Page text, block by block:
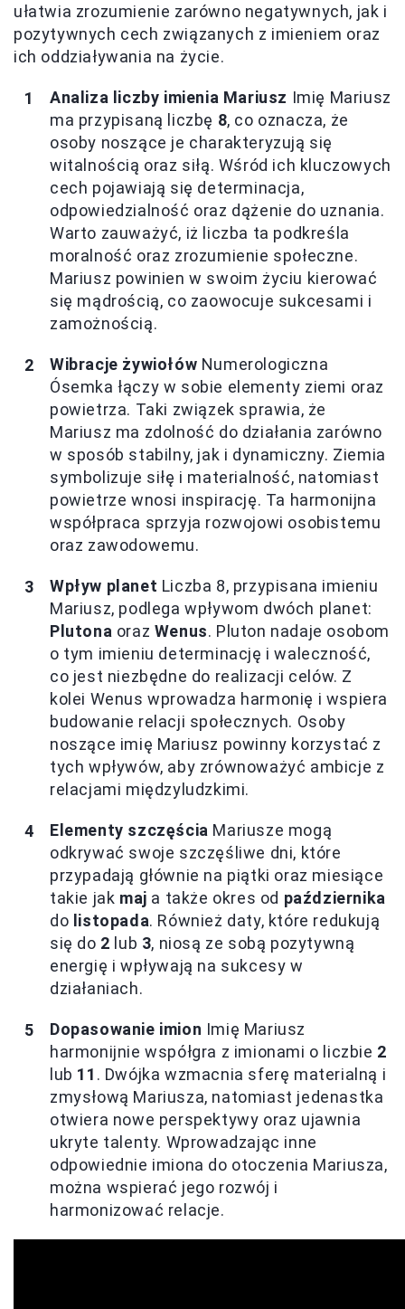
ułatwia zrozumienie zarówno negatywnych, jak i
pozytywnych cech związanych z imieniem oraz
ich oddziaływania na życie.
Analiza liczby imienia Mariusz Imię Mariusz
ma przypisaną liczbę 8, co oznacza, że
osoby noszące je charakteryzują się
witalnością oraz siłą. Wśród ich kluczowych
cech pojawiają się determinacja,
odpowiedzialność oraz dążenie do uznania.
Warto zauważyć, iż liczba ta podkreśla
moralność oraz zrozumienie społeczne.
Mariusz powinien w swoim życiu kierować
się mądrością, co zaowocuje sukcesami i
zamożnością.
Wibracje żywiołów Numerologiczna
Ósemka łączy w sobie elementy ziemi oraz
powietrza. Taki związek sprawia, że
Mariusz ma zdolność do działania zarówno
w sposób stabilny, jak i dynamiczny. Ziemia
symbolizuje siłę i materialność, natomiast
powietrze wnosi inspirację. Ta harmonijna
współpraca sprzyja rozwojowi osobistemu
oraz zawodowemu.
Wpływ planet Liczba 8, przypisana imieniu
Mariusz, podlega wpływom dwóch planet:
Plutona oraz Wenus. Pluton nadaje osobom
o tym imieniu determinację i waleczność,
co jest niezbędne do realizacji celów. Z
kolei Wenus wprowadza harmonię i wspiera
budowanie relacji społecznych. Osoby
noszące imię Mariusz powinny korzystać z
tych wpływów, aby zrównoważyć ambicje z
relacjami międzyludzkimi.
Elementy szczęścia Mariusze mogą
odkrywać swoje szczęśliwe dni, które
przypadają głównie na piątki oraz miesiące
takie jak maj a także okres od października
do listopada. Również daty, które redukują
się do 2 lub 3, niosą ze sobą pozytywną
energię i wpływają na sukcesy w
działaniach.
Dopasowanie imion Imię Mariusz
harmonijnie współgra z imionami o liczbie 2
lub 11 . Dwójka wzmacnia sferę materialną i
zmysłową Mariusza, natomiast jedenastka
otwiera nowe perspektywy oraz ujawnia
ukryte talenty. Wprowadzając inne
odpowiednie imiona do otoczenia Mariusza,
można wspierać jego rozwój i
harmonizować relacje.